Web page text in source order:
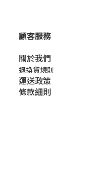
顧客服務
關於我們​
退換貨規則
運送政策
條款細則